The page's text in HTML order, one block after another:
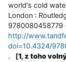
world's cold
London :
9780080458779
http://
doi=10.4324/
.
[1, z toho